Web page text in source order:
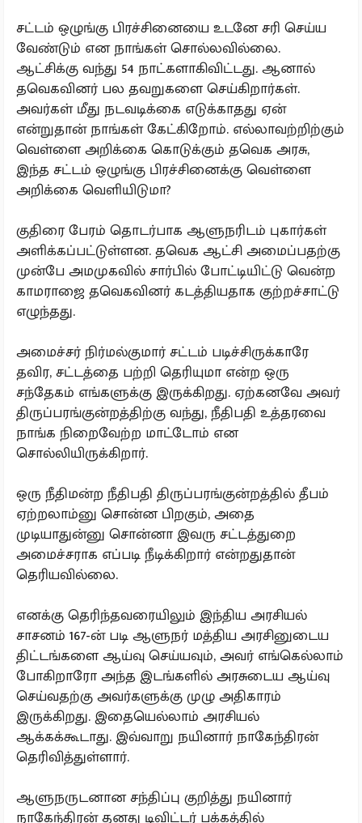
சட்டம் ஒழுங்கு பிரச்சினையை உடனே சரி செய்ய
வேண்டும் என நாங்கள் சொல்லவில்லை.
ஆட்சிக்கு வந்து 54 நாட்களாகிவிட்டது. ஆனால்
தவெகவினர் பல தவறுகளை செய்கிறார்கள்.
அவர்கள் மீது நடவடிக்கை எடுக்காதது ஏன்
என்றுதான் நாங்கள் கேட்கிறோம். எல்லாவற்றிற்கும்
வெள்ளை அறிக்கை கொடுக்கும் தவெக அரசு,
இந்த சட்டம் ஒழுங்கு பிரச்சினைக்கு வெள்ளை
அறிக்கை வெளியிடுமா?
குதிரை பேரம் தொடர்பாக ஆளுநரிடம் புகார்கள்
அளிக்கப்பட்டுள்ளன. தவெக ஆட்சி அமைப்பதற்கு
முன்பே அமமுகவில் சார்பில் போட்டியிட்டு வென்ற
காமராஜை தவெகவினர் கடத்தியதாக குற்றச்சாட்டு
எழுந்தது.
அமைச்சர் நிர்மல்குமார் சட்டம் படிச்சிருக்காரே
தவிர, சட்டத்தை பற்றி தெரியுமா என்ற ஒரு
சந்தேகம் எங்களுக்கு இருக்கிறது. ஏற்கனவே அவர்
திருப்பரங்குன்றத்திற்கு வந்து, நீதிபதி உத்தரவை
நாங்க நிறைவேற்ற மாட்டோம் என
சொல்லியிருக்கிறார்.
ஒரு நீதிமன்ற நீதிபதி திருப்பரங்குன்றத்தில் தீபம்
ஏற்றலாம்னு சொன்ன பிறகும், அதை
முடியாதுன்னு சொன்னா இவரு சட்டத்துறை
அமைச்சராக எப்படி நீடிக்கிறார் என்றதுதான்
தெரியவில்லை.
எனக்கு தெரிந்தவரையிலும் இந்திய அரசியல்
சாசனம் 167-ன் படி ஆளுநர் மத்திய அரசினுடைய
திட்டங்களை ஆய்வு செய்யவும், அவர் எங்கெல்லாம்
போகிறாரோ அந்த இடங்களில் அரசுடைய ஆய்வு
செய்வதற்கு அவர்களுக்கு முழு அதிகாரம்
இருக்கிறது. இதையெல்லாம் அரசியல்
ஆக்கக்கூடாது. இவ்வாறு நயினார் நாகேந்திரன்
தெரிவித்துள்ளார்.
ஆளுநருடனான சந்திப்பு குறித்து நயினார்
நாகேந்திரன் தனது டிவிட்டர் பக்கத்தில்